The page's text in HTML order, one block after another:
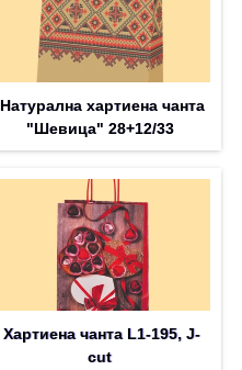
Натурална хартиена чанта
"Шевица" 28+12/33
Хартиена чанта L1-195, J-
cut